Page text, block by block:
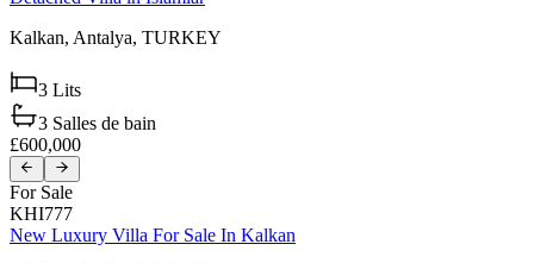
Kalkan, Antalya, TURKEY
3 Lits
3 Salles de bain
£600,000
For Sale
KHI777
New Luxury Villa For Sale In Kalkan